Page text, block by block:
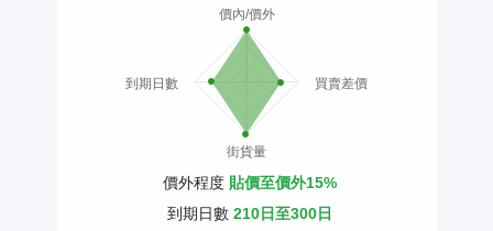
價內/價外
買賣差價
街貨量
到期日數
價外程度 貼價至價外15%
到期日數 210日至300日